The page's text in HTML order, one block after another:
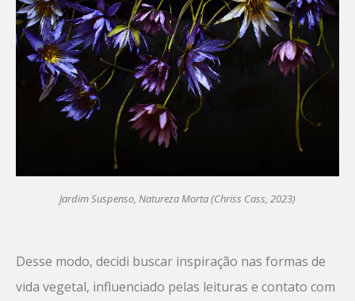
Jardim Suspenso, Natureza Morta (Chriss Cass, 2023)
Desse modo, decidi buscar inspiração nas formas de
vida vegetal, influenciado pelas leituras e contato com